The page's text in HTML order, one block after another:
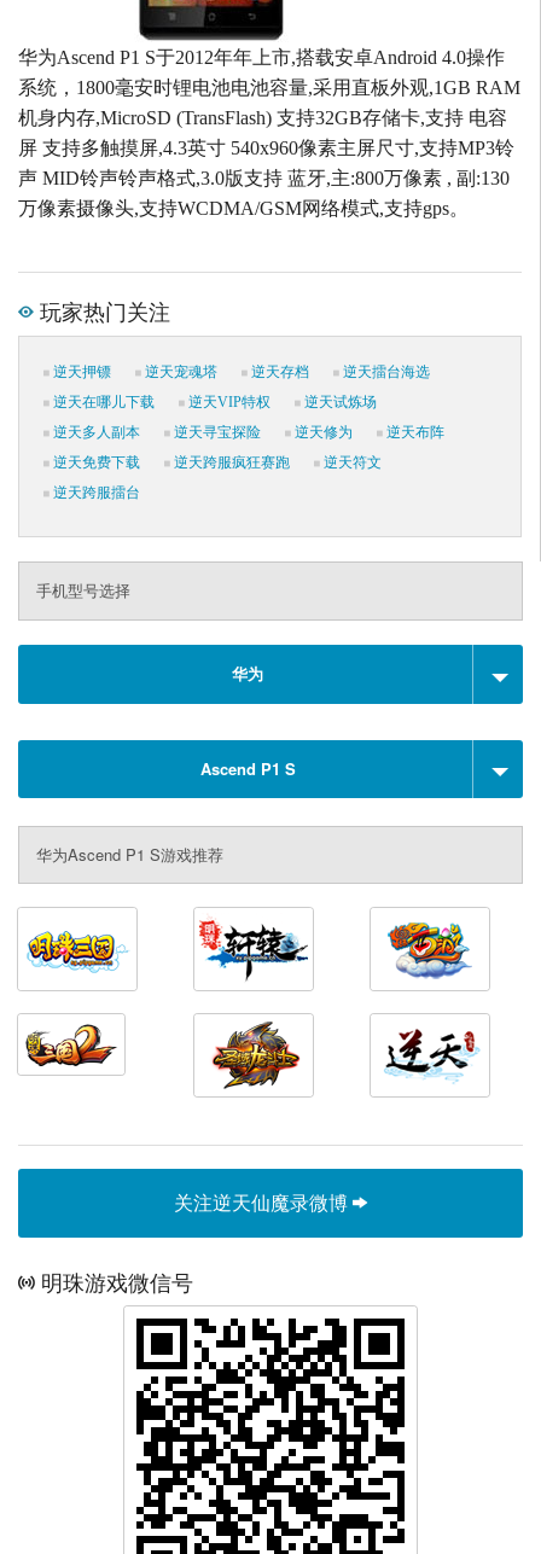
华为Ascend P1 S于2012年年上市,搭载安卓Android 4.0操作
系统，1800毫安时锂电池电池容量,采用直板外观,1GB RAM
机身内存,MicroSD (TransFlash) 支持32GB存储卡,支持 电容
屏 支持多触摸屏,4.3英寸 540x960像素主屏尺寸,支持MP3铃
声 MID铃声铃声格式,3.0版支持 蓝牙,主:800万像素 , 副:130
万像素摄像头,支持WCDMA/GSM网络模式,支持gps。
玩家热门关注
逆天押镖 逆天宠魂塔 逆天存档
逆天擂台海选
逆天在哪儿下载
逆天VIP特权
逆天试炼场
逆天多人副本
逆天寻宝探险 逆天修为
逆天布阵
逆天免费下载
逆天跨服疯狂赛跑
逆天符文
逆天跨服擂台
手机型号选择
华为
Ascend P1 S
华为Ascend P1 S游戏推荐
关注逆天仙魔录微博
明珠游戏微信号